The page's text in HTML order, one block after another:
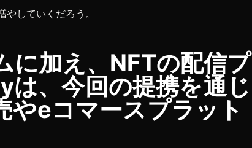
していくだろう。
に加え、NFTの配信プ
は、今回の提携を通じ
やeコマースプラット